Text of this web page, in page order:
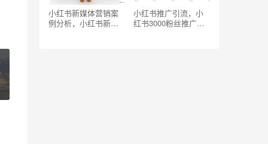
小红书新媒体营销案
例分析，小红书新媒
小红书推广引流，小
红书3000粉丝推广报